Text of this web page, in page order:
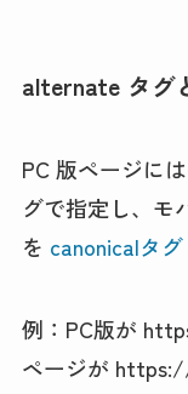
alternate タグ
PC 版ページに
グで指定し、モ
を canonicalタグ
例：PC版が
ページが